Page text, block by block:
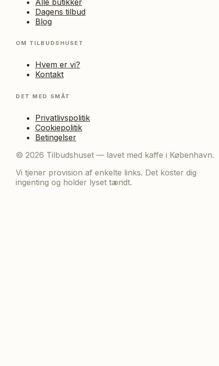
Dagens tilbud
Blog
OM TILBUDSHUSET
Hvem er vi?
Kontakt
DET MED SMÅT
Privatlivspolitik
Cookiepolitik
Betingelser
© 2026 Tilbudshuset — lavet med kaffe i København.
Vi tjener provision af enkelte links. Det koster dig
ingenting og holder lyset tændt.